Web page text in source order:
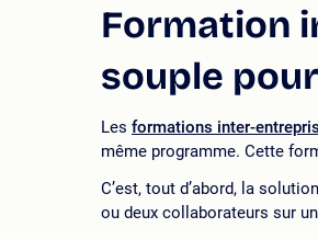
Formation
souple
Les formations inter-
même programme. Cette
C’est, tout d’abord, la
ou deux collaborateurs sur